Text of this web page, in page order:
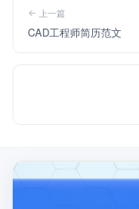
上一篇
CAD工程师简历范文